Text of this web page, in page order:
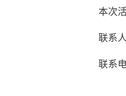
本次
联系
联系